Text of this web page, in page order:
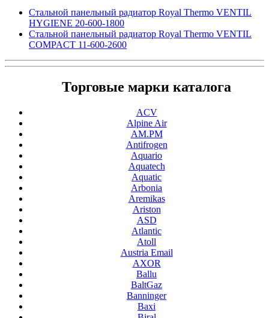
Стальной панельный радиатор Royal Thermo VENTIL
HYGIENE 20-600-1800
Стальной панельный радиатор Royal Thermo VENTIL
COMPACT 11-600-2600
Торговые марки каталога
ACV
Alpine Air
AM.PM
Antifrogen
Aquario
Aquatech
Aquatic
Arbonia
Aremikas
Ariston
ASD
Atlantic
Atoll
Austria Email
AXOR
Ballu
BaltGaz
Banninger
Baxi